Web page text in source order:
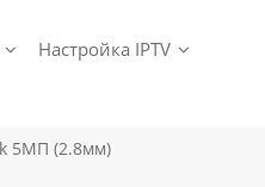
Настройка IPTV
5МП (2.8мм)